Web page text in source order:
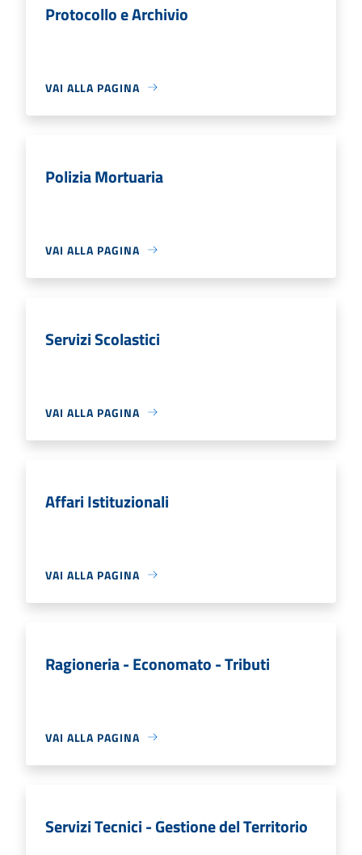
Protocollo e Archivio
VAI ALLA PAGINA
Polizia Mortuaria
VAI ALLA PAGINA
Servizi Scolastici
VAI ALLA PAGINA
Affari Istituzionali
VAI ALLA PAGINA
Ragioneria - Economato - Tributi
VAI ALLA PAGINA
Servizi Tecnici - Gestione del Territorio